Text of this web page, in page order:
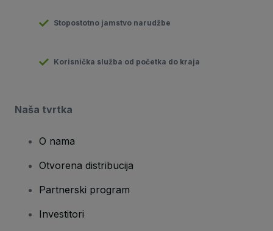
Stopostotno jamstvo narudžbe
Korisnička služba od početka do kraja
Naša tvrtka
O nama
Otvorena distribucija
Partnerski program
Investitori